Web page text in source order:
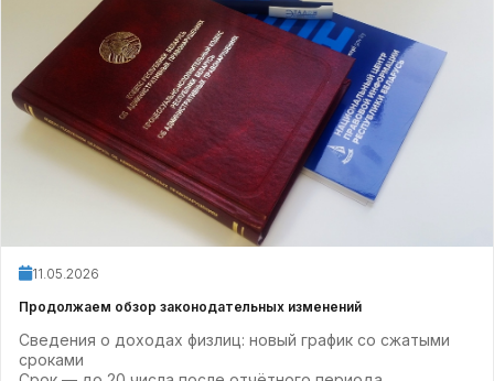
11.05.2026
Продолжаем обзор законодательных изменений
Сведения о доходах физлиц: новый график со сжатыми
сроками